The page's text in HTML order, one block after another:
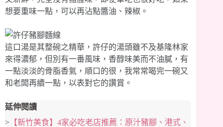
想要重味一點，可以再沾點醬油、辣椒。
這口湯是其整碗之精華，許仔的湯頭雖不及基隆林家
來得濃郁，但別有一番風味，香醇味美而不油膩，有
一點淡淡的骨脂香氣，順口的很，我常常喝完一碗又
和老闆再續一點，以表對它的讚賞。
延伸閱讀
> 【新竹美食】4家必吃老店推薦：原汁豬腳、港式、